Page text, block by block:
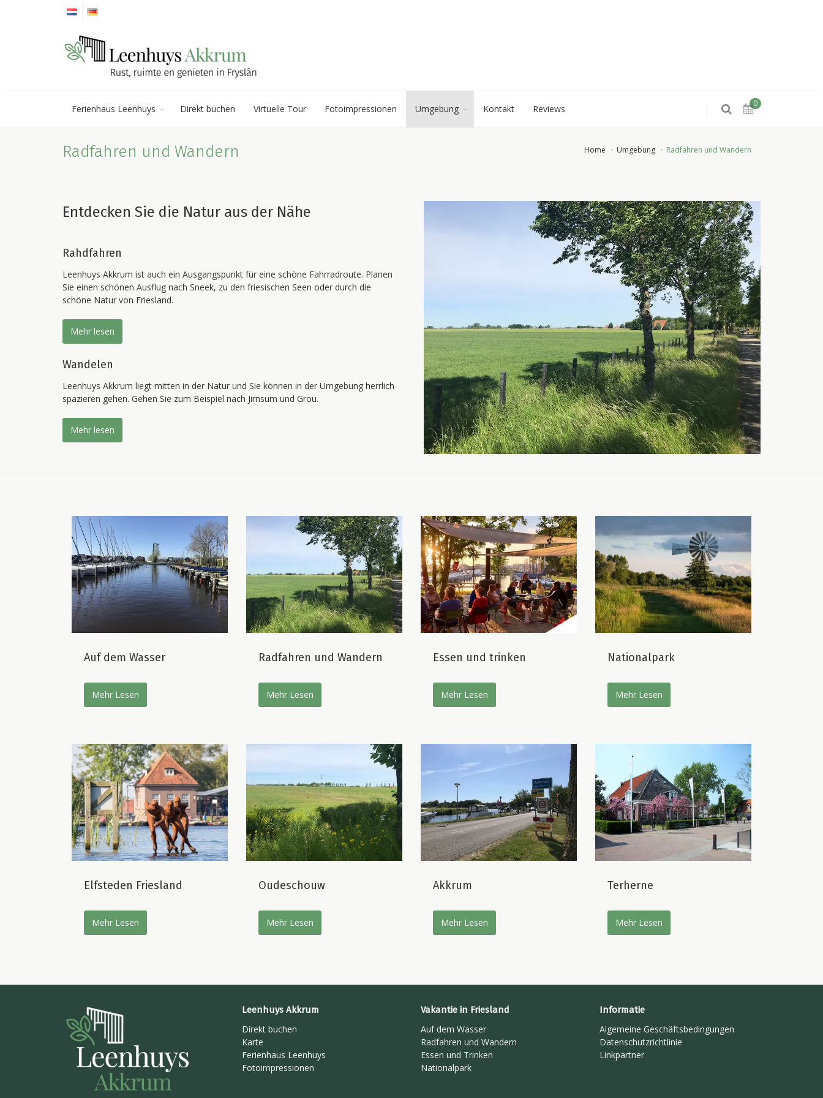
0
Ferienhaus Leenhuys Direkt buchen Virtuelle Tour Fotoimpressionen Umgebung Kontakt Reviews
Home Umgebung Radfahren und Wandern
Radfahren und Wandern
Entdecken Sie die Natur aus der Nähe
Rahdfahren
Leenhuys Akkrum ist auch ein Ausgangspunkt für eine schöne Fahrradroute. Planen
Sie einen schönen Ausflug nach Sneek, zu den friesischen Seen oder durch die
schöne Natur von Friesland.
Mehr lesen
Wandelen
Leenhuys Akkrum liegt mitten in der Natur und Sie können in der Umgebung herrlich
spazieren gehen. Gehen Sie zum Beispiel nach Jirnsum und Grou.
Mehr lesen
Auf dem Wasser
Mehr Lesen
Radfahren und Wandern
Mehr Lesen
Essen und trinken
Mehr Lesen
Nationalpark
Mehr Lesen
Elfsteden Friesland
Mehr Lesen
Oudeschouw
Mehr Lesen
Akkrum
Mehr Lesen
Terherne
Mehr Lesen
Leenhuys Akkrum
Direkt buchen
Karte
Ferienhaus Leenhuys
Fotoimpressionen
Vakantie in Friesland
Auf dem Wasser
Radfahren und Wandern
Essen und Trinken
Nationalpark
Informatie
Algemeine Geschäftsbedingungen
Datenschutzrichtlinie
Linkpartner